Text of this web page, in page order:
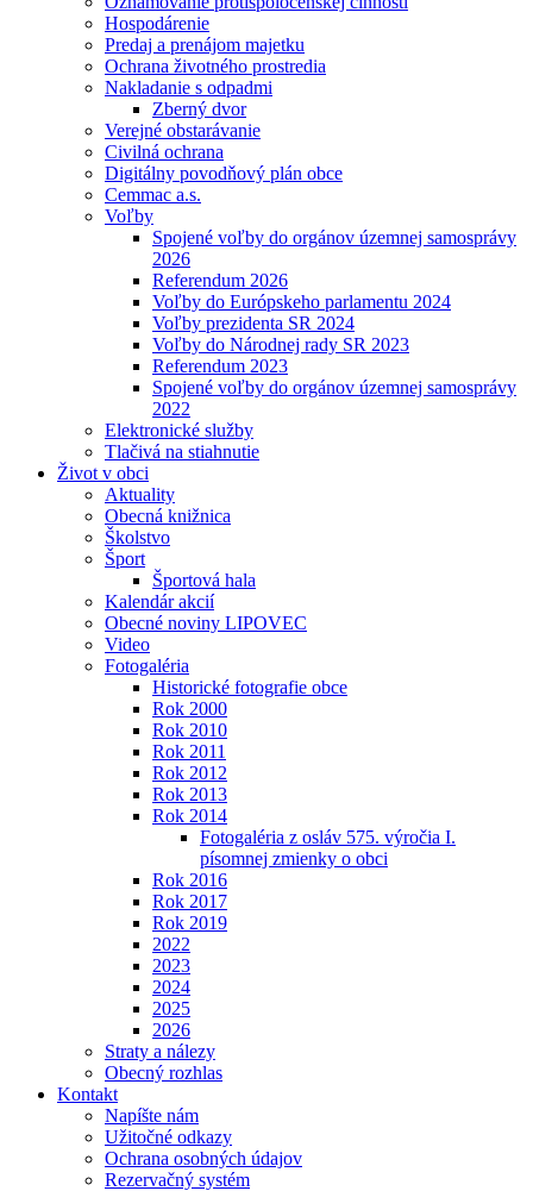
Hospodárenie
Predaj a prenájom majetku
Ochrana životného prostredia
Nakladanie s odpadmi
Zberný dvor
Verejné obstarávanie
Civilná ochrana
Digitálny povodňový plán obce
Cemmac a.s.
Voľby
Spojené voľby do orgánov územnej samosprávy
2026
Referendum 2026
Voľby do Európskeho parlamentu 2024
Voľby prezidenta SR 2024
Voľby do Národnej rady SR 2023
Referendum 2023
Spojené voľby do orgánov územnej samosprávy
2022
Elektronické služby
Tlačivá na stiahnutie
Život v obci
Aktuality
Obecná knižnica
Školstvo
Šport
Športová hala
Kalendár akcií
Obecné noviny LIPOVEC
Video
Fotogaléria
Historické fotografie obce
Rok 2000
Rok 2010
Rok 2011
Rok 2012
Rok 2013
Rok 2014
Fotogaléria z osláv 575. výročia I.
písomnej zmienky o obci
Rok 2016
Rok 2017
Rok 2019
2022
2023
2024
2025
2026
Straty a nálezy
Obecný rozhlas
Kontakt
Napíšte nám
Užitočné odkazy
Ochrana osobných údajov
Rezervačný systém